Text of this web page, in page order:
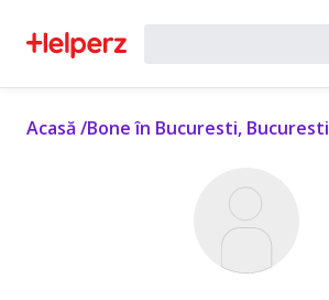
Acasă /Bone în Bucuresti, Bucuresti